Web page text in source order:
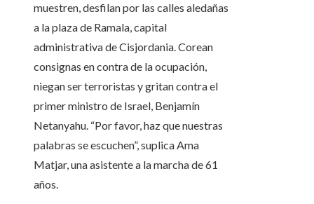
muestren, desfilan por las calles aledañas
a la plaza de Ramala, capital
administrativa de Cisjordania. Corean
consignas en contra de la ocupación,
niegan ser terroristas y gritan contra el
primer ministro de Israel, Benjamín
Netanyahu. “Por favor, haz que nuestras
palabras se escuchen”, suplica Ama
Matjar, una asistente a la marcha de 61
años.